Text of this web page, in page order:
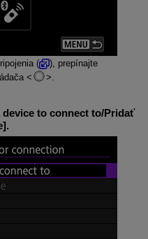
(
), prepínajte
.
device to connect to/Pridať
].